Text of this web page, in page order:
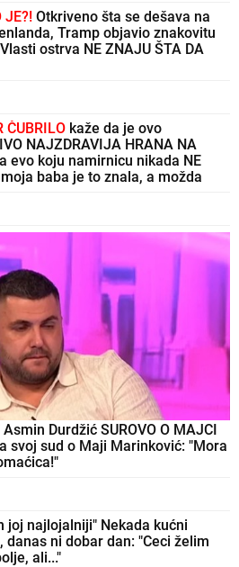
JE?! Otkriveno šta se dešava na
Tramp objavio znakovitu
ostrva NE ZNAJU ŠTA DA
ČUBRILO kaže da je ovo
NAJZDRAVIJA HRANA NA
evo koju namirnicu nikada NE
moja baba je to znala, a možda
Asmin Durdžić SUROVO O MAJCI
svoj sud o Maji Marinković: "Mora
joj najlojalniji" Nekada kućni
danas ni dobar dan: "Ceci želim
ali..."